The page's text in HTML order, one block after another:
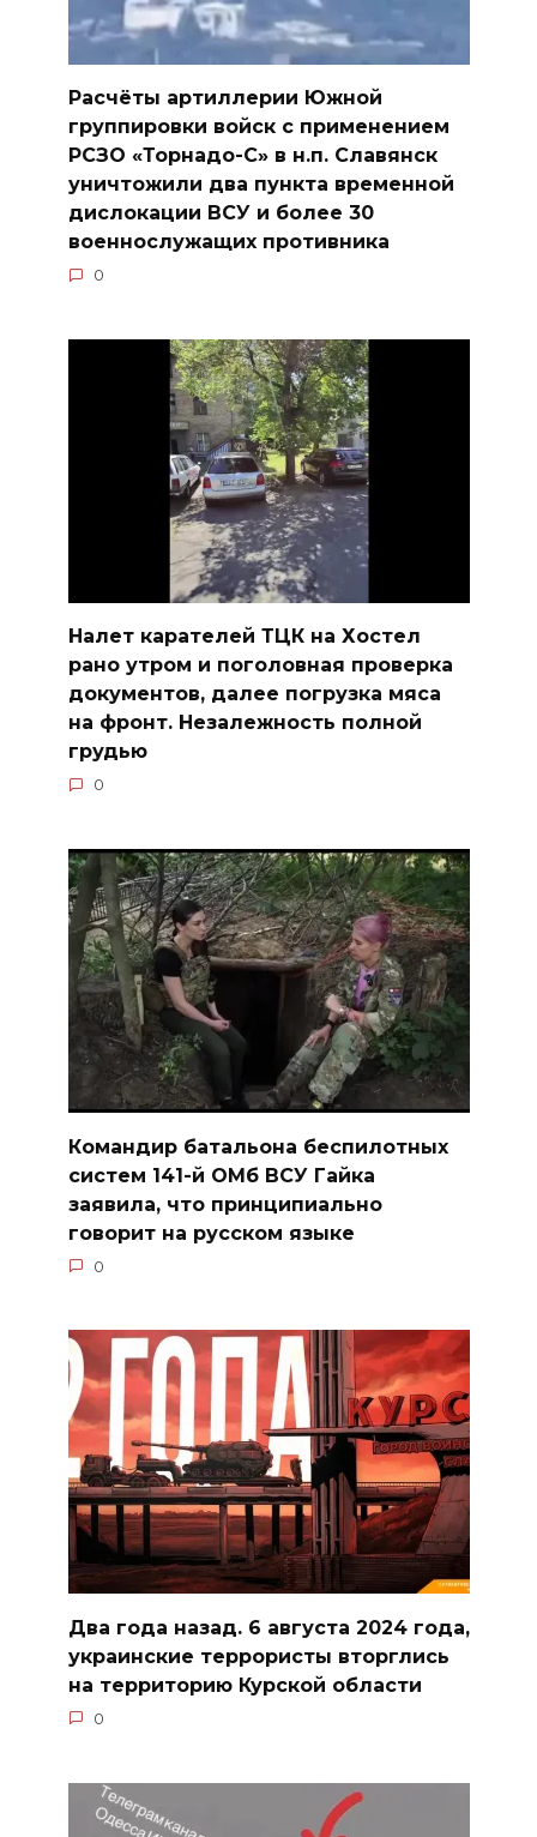
Расчёты артиллерии Южной
группировки войск с применением
РСЗО «Торнадо-С» в н.п. Славянск
уничтожили два пункта временной
дислокации ВСУ и более 30
военнослужащих противника
0
Налет карателей ТЦК на Хостел
рано утром и поголовная проверка
документов, далее погрузка мяса
на фронт. Незалежность полной
грудью
0
Командир батальона беспилотных
систем 141-й ОМб ВСУ Гайка
заявила, что принципиально
говорит на русском языке
0
Два года назад. 6 августа 2024 года,
украинские террористы вторглись
на территорию Курской области
0